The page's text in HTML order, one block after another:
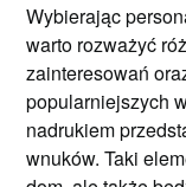
Wybierając
warto rozważyć
zainteresowań
popularniejszych
nadrukiem
wnuków. Taki